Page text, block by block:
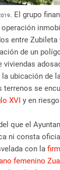
. El grupo
entre Zubileta
de un
viviendas
ubicación de
terrenos se
XVI y en
que el
ni consta
con la
femenino